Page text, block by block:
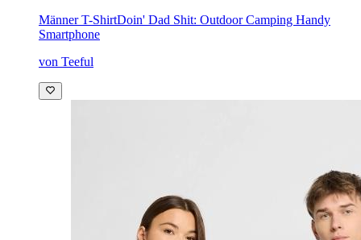
Männer T-ShirtDoin' Dad Shit: Outdoor Camping Handy
Smartphone
von Teeful